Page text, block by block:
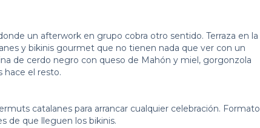
un afterwork en grupo cobra otro sentido. Terraza en la
y bikinis gourmet que no tienen nada que ver con un
de cerdo negro con queso de Mahón y miel, gorgonzola
hace el resto.
catalanes para arrancar cualquier celebración. Formato
de que lleguen los bikinis.